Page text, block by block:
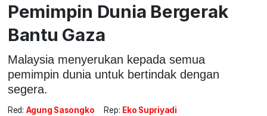
Pemimpin Dunia Bergerak
Bantu Gaza
Malaysia menyerukan kepada semua
pemimpin dunia untuk bertindak dengan
segera.
Red: Agung Sasongko Rep: Eko Supriyadi